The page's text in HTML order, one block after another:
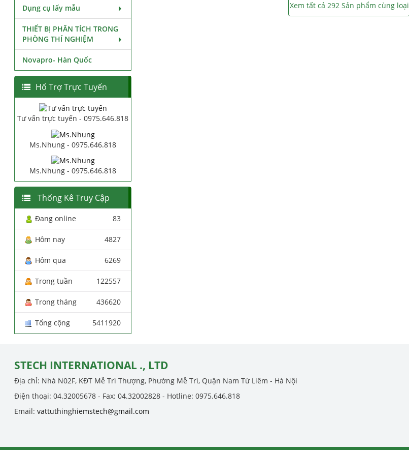
Xem tất cả 292 Sản phẩm cùng loại
Dụng cụ lấy mẫu
THIẾT BỊ PHÂN TÍCH TRONG
PHÒNG THÍ NGHIỆM
Novapro- Hàn Quốc
Hổ Trợ Trực Tuyến
Tư vấn trực tuyến - 0975.646.818
Ms.Nhung - 0975.646.818
Ms.Nhung - 0975.646.818
Thống Kê Truy Cập
Đang online 83
Hôm nay 4827
Hôm qua 6269
Trong tuần 122557
Trong tháng 436620
Tổng cộng 5411920
STECH INTERNATIONAL ., LTD
Địa chỉ: Nhà N02F, KĐT Mễ Trì Thượng, Phường Mễ Trì, Quận Nam Từ Liêm - Hà Nội
Điện thoại: 04.32005678 - Fax: 04.32002828 - Hotline: 0975.646.818
Email:vattuthinghiemstech@gmail.com